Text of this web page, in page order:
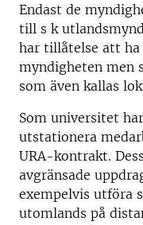
Endast de
till s k
har tillåtelse att ha
myndigheten men
som även kallas
Som universitet
utstationera
URA-kontrakt.
avgränsade
exempelvis utföra
utomlands på